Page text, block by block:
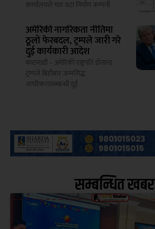
कार्यालयले चार वटा निर्माण कम्पनी
अमेरिकी नागरिकता नीतिमा
ठूलो फेरबदल, ट्रम्पले जारी गरे
दुई कार्यकारी आदेश
काठमाडौं – अमेरिकी राष्ट्रपति डोनाल्ड
ट्रम्पले बिहीबार जन्मसिद्ध
नागरिकतासम्बन्धी दुई
सम्बन्धित खबर